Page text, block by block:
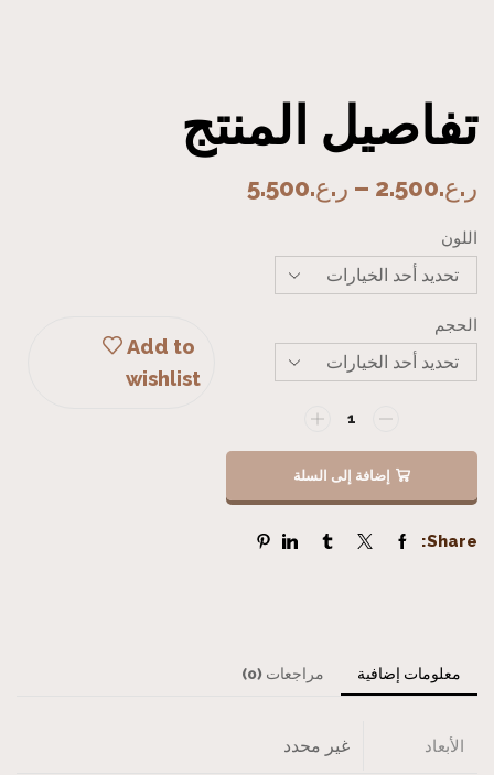
تفاصيل المنتج
ر.ع.2.500
– ر.ع.5.500
اللون
الحجم
إضافة إلى السلة
Add to
wishlist
Share:
معلومات إضافية مراجعات (0)
الأبعاد غير محدد